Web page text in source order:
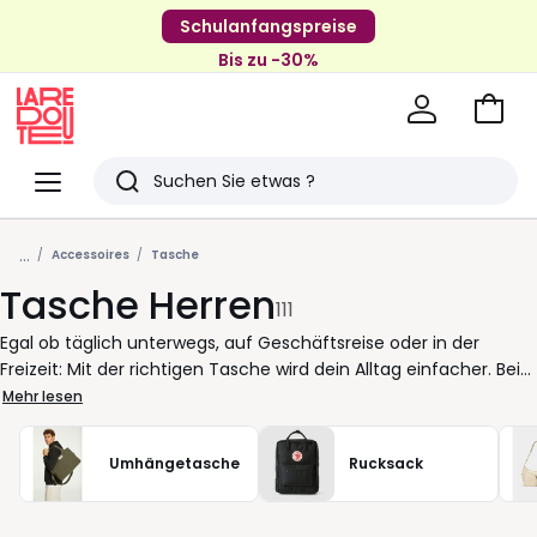
Schulanfangspreise
Bis zu -30%
Menü
Redoute
Suchen
Zuletzt
angesehenen
Artikel
Zum
... Accessoires Tasche
Tasche Herren111
Egal ob täglich unterwegs, auf Geschäftsreise oder in der
Freizeit: Mit der richtigen Tasche wird dein Alltag einfacher. Bei
uns findest du eine vielfältige Auswahl an praktischen und
durchdachten Modellen, ideal für Herren, die nichts dem Zufall
überlassen. Eine Umhängetasche hält alles griffbereit, was du
brauchst, sei es im Zug, im Büro oder beim Stadtbummel. Du
suchst lieber eine praktische Lösung für unterwegs? Dann ist
Mehr lesen
Umhängetasche Rucksack